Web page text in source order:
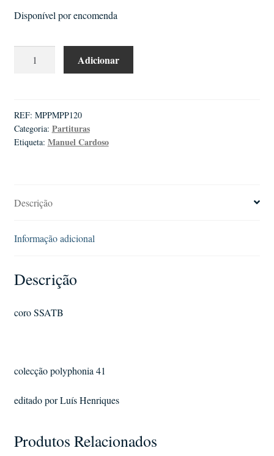
Disponível por encomenda
|
Magnificat
Secundi
Adicionar
REF: MPPMPP120
Categoria: Partituras
Etiqueta: Manuel Cardoso
Descrição
Informação adicional
Descrição
coro SSATB
colecção polyphonia41
editado porLuís Henriques
Produtos Relacionados